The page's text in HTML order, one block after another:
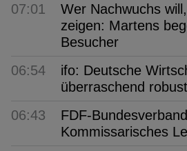
07:01
Wer Nachwuchs
zeigen: Martens
Besucher
06:54
ifo: Deutsche
überraschend robust
06:43
FDF-
Kommissarisches